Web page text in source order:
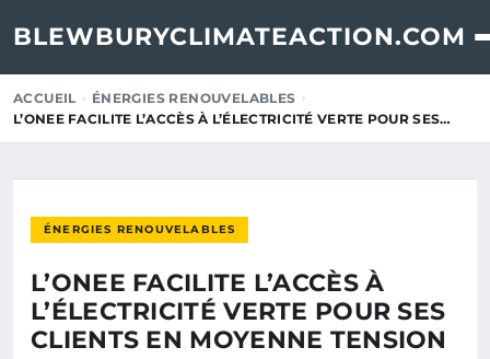
BLEWBURYCLIMATEACTION.COM
ACCUEIL
ÉNERGIES RENOUVELABLES
L’ONEE FACILITE L’ACCÈS À L’ÉLECTRICITÉ VERTE POUR SES…
ÉNERGIES RENOUVELABLES
L’ONEE FACILITE L’ACCÈS À
L’ÉLECTRICITÉ VERTE POUR SES
CLIENTS EN MOYENNE TENSION